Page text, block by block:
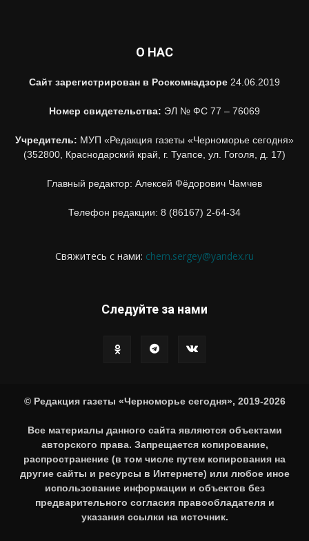
О НАС
Сайт зарегистрирован в Роскомнадзоре 24.06.2019
Номер свидетельства: ЭЛ № ФС 77 – 76069
Учредитель: МУП «Редакция газеты «Черноморье сегодня»
(352800, Краснодарский край, г. Туапсе, ул. Гоголя, д. 17)
Главный редактор: Алексей Фёдорович Чамчев
Телефон редакции: 8 (86167) 2-64-34
Свяжитесь с нами: chern.sergey@yandex.ru
Следуйте за нами
© Редакция газеты «Черноморье сегодня», 2019-2026
Все материалы данного сайта являются объектами
авторского права. Запрещается копирование,
распространение (в том числе путем копирования на
другие сайты и ресурсы в Интернете) или любое иное
использование информации и объектов без
предварительного согласия правообладателя и
указания ссылки на источник.